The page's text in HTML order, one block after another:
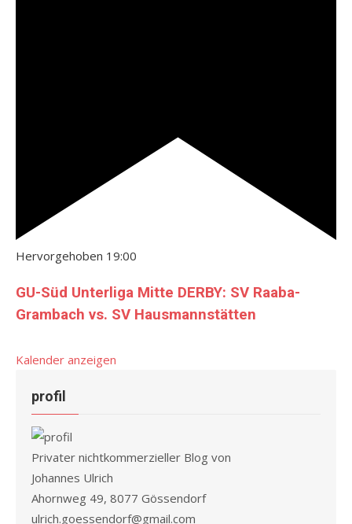
Hervorgehoben 19:00
GU-Süd Unterliga Mitte DERBY: SV Raaba-
Grambach vs. SV Hausmannstätten
Kalender anzeigen
profil
Privater nichtkommerzieller Blog von
Johannes Ulrich
Ahornweg 49, 8077 Gössendorf
ulrich.goessendorf@gmail.com